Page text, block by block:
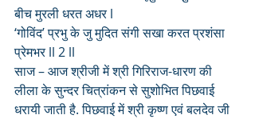
बीच मुरली धरत अधर l
‘गोविंद’ प्रभु के जु मुदित संगी सखा करत प्रशंसा
प्रेमभर ll 2 ll
साज – आज श्रीजी में श्री गिरिराज-धारण की
लीला के सुन्दर चित्रांकन से सुशोभित पिछवाई
धरायी जाती है. पिछवाई में श्री कृष्ण एवं बलदेव जी